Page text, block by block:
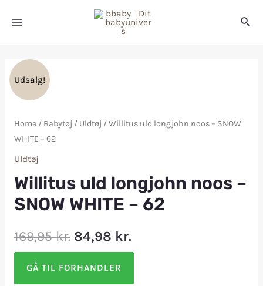
Udsalg!
Home/ Babytøj / Uldtøj / Willitus uld longjohn noos – SNOW
WHITE – 62
Uldtøj
Willitus uld longjohn noos –
SNOW WHITE – 62
169,95kr. 84,98 kr.
GÅ TIL FORHANDLER